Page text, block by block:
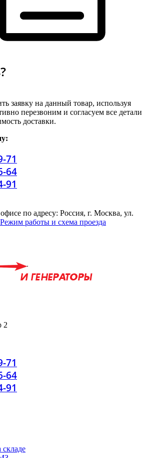
заявку на данный товар, используя
перезвоним и согласуем все детали
доставки.
71
64
91
по адресу: Россия, г. Москва, ул.
Режим работы и схема проезда
2
71
64
91